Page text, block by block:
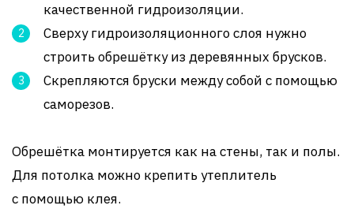
качественной гидроизоляции.
Сверху гидроизоляционного слоя нужно
строить обрешётку из деревянных брусков.
Скрепляются бруски между собой с помощью
саморезов.
Обрешётка монтируется как на стены, так и полы.
Для потолка можно крепить утеплитель
с помощью клея.